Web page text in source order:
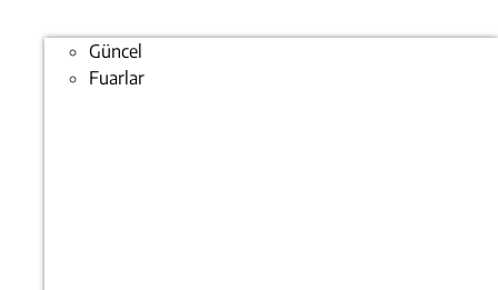
Güncel
Fuarlar